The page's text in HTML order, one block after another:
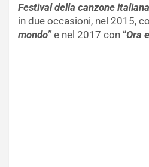
Festival della canzone italiana
in due occasioni, nel 2015,
mondo” e nel 2017 con “Ora